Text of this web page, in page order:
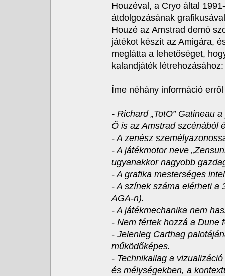
Houzéval, a Cryo által
átdolgozásának
Houzé az Amstrad demó
játékot készít az Amigára,
meglátta a lehetőséget,
kalandjáték
Íme néhány információ
- Richard „TotO” Gatineau
Ő is az Amstrad szcénából
- A zenész
- A játékmotor neve
ugyanakkor nagyobb
- A grafika mesterséges
- A színek száma elérheti a
AGA-n).
- A játékmechanika nem
- Nem fértek hozzá a Dune
- Jelenleg Carthag
működőképes.
- Technikailag a
és mélységekben, a